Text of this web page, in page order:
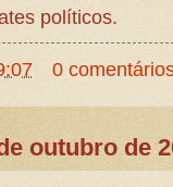
políticos.
0
outubro de